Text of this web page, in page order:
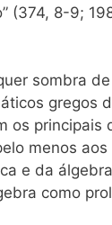
(374, 8-9;
sombra
gregos
os
menos
e da
como